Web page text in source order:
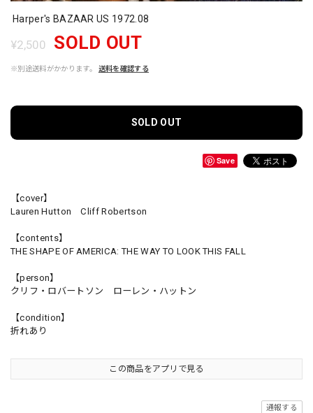
Harper's BAZAAR US 1972.08
¥2,500 SOLD OUT
※別途送料がかかります。 送料を確認する
SOLD OUT
Save
【cover】
Lauren Hutton Cliff Robertson
【contents】
THE SHAPE OF AMERICA: THE WAY TO LOOK THIS FALL
【person】
クリフ・ロバートソン ローレン・ハットン
【condition】
折れあり
この商品をアプリで見る
通報する